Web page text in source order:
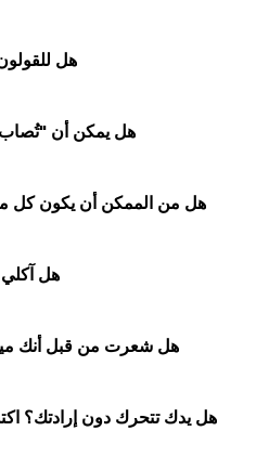
هل
هل يمكن أن
هل من الممكن أن يكون كل
هل
هل شعرت من قبل أنك
هل يدك تتحرك دون إرادتك؟